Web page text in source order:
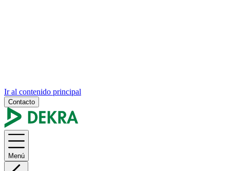
Ir al contenido principal
Contacto
Menú